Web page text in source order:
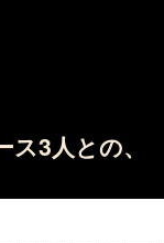
3人との、